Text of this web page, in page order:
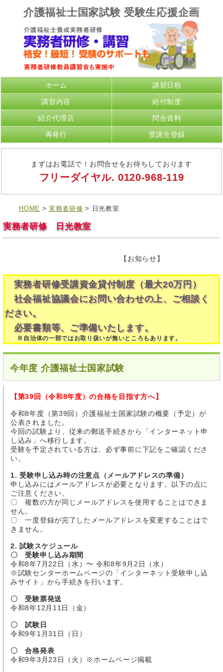
介護福祉士国家試験 受験生応援企画
ホーム 講習日程
講習内容 給付制度
紹介代理店 問合資料
再発行 受講生登録
まずはお電話で！お問合せをお待ちしております
フリーダイヤル. 0120-968-119
HOME >実務者研修 > 日光教室
実務者研修 日光教室
【お知らせ】
実務者研修受講資金貸付制度（最大20万円）
社会福祉協議会にお問い合わせの上、ご相談く
ださい。
必要書類等、ご準備いたします。
※自治体の一部ではお取り扱いが無いところもあります。
今年度 介護福祉士国家試験
【第39回（令和8年度）の合格を目指す方へ】
令和8年度（第39回）介護福祉士国家試験の概要（予定）が
公表されました。
今回の試験より、従来の郵送手続きから「インターネット申
し込み」へ移行します。
受験を予定されている方は、必ず事前に下記をご確認くださ
い。
1. 受験申し込み時の注意点（メールアドレスの準備）
申し込みにはメールアドレスが必要となります。以下の点に
ご注意ください。
〇 複数の方が同じメールアドレスを使用することはできま
せん。
〇 一度登録が完了したメールアドレスを変更することはで
きません。
2. 試験スケジュール
〇 受験申し込み期間
令和8年7月22日（水）〜 令和8年9月2日（水）
※試験センターホームページの「インターネット受験申し込
みサイト」から手続きを行います。
〇 受験票発送
令和8年12月11日（金）
〇 試験日
令和9年1月31日（日）
〇 合格発表
令和9年3月23日（火）※ホームページ掲載